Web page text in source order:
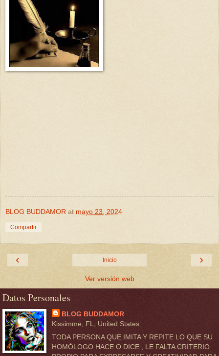
BLOG BUDDAMOR at mayo 23, 2024
Compartir
‹ ›
Inicio
Ver versión web
Datos Personales
BLOG BUDDAMOR
Kissimme, FL, United States
TODA PERSONA QUE IMITA Y REPITE LO QUE SU
HOMÓLOGO HACE O DICE , LE FALTA CRITERIO